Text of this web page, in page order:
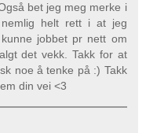
bet jeg meg merke i
helt rett i at jeg
jobbet pr nett om
det vekk. Takk for at
noe å tenke på :) Takk
din vei <3